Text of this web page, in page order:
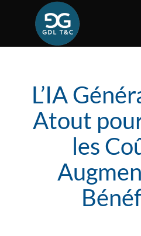
L’IA
Atout
les